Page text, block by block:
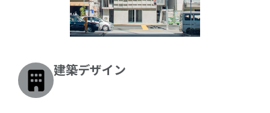
建築デザイン